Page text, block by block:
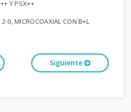
Y PSX++
0, MICROCOAXIAL CON B+L
Siguiente